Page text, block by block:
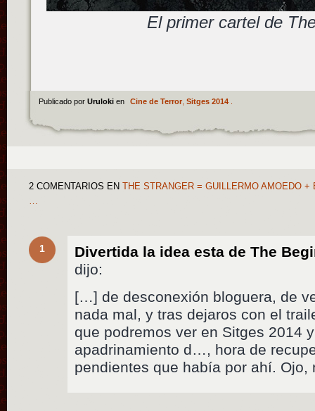
El primer cartel de
Publicado por Uruloki en Cine de Terror, Sitges 2014.
2 COMENTARIOS EN THE STRANGER = GUILLERMO AMOEDO
1
Divertida la idea esta de The
dijo:
[…] de desconexión bloguera, de
nada mal, y tras dejaros con el
que podremos ver en Sitges 2014
apadrinamiento d…, hora de
pendientes que había por ahí.